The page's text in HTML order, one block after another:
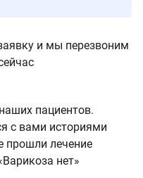
пациентов.
с вами историями
прошли лечение
нет»
и мы перезвоним